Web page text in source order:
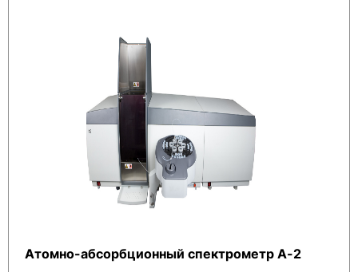
Атомно-абсорбционный спектрометр А-2